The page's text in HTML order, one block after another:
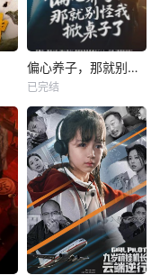
偏心养子，那就别怪我掀桌子了
已完结